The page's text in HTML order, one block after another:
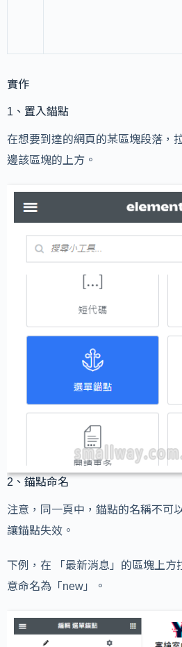
實作
1、置入錨點
在想要到達的網頁的某區塊段落，
邊該區塊的上方。
2、錨點命名
注意，同一頁中，錨點的名稱不可
讓錨點失效。
下例，在 「最新消息」的區塊上方
意命名為「new」。